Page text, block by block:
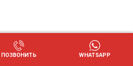
ПОЗВОНИТЬ WHATSAPP